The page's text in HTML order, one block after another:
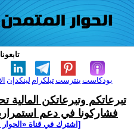
لينكدإن تيلكرامبنترست بودكاست
تبرعاتكم وتبرعاتكن المالية
فشاركونا في دعم
[اشترك في قناة